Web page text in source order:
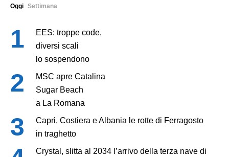
Oggi Settimana
EES: troppe code,
diversi scali
lo sospendono
MSC apre Catalina
Sugar Beach
a La Romana
Capri, Costiera e Albania le rotte di Ferragosto
in traghetto
Crystal, slitta al 2034 l’arrivo della terza nave di